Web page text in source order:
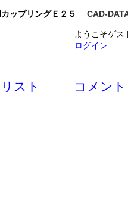
ップリングＥ２５ CAD-
ようこそゲス
ログイン
スト コメント